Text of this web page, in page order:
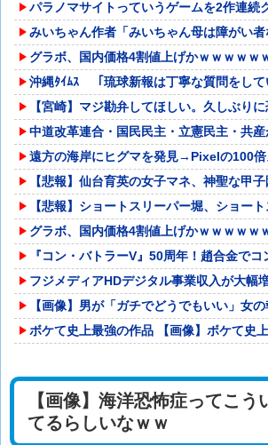
パラノマサイトっていうゲームを2作連続
みいちゃん作者「みいちゃん母は障がい
グラボ、国内価格4割値上げかｗｗｗｗｗ
沖縄ﾀｲﾑｽ 「琉球新報は丁寧な質問をして
【宮崎】マジ勘弁してほしい。久しぶり
中道改革連合・国民民主・立憲民主・共
遠方の海岸にヒグマを発見→Pixelの100倍
【悲報】仙台育英の女子マネ、神聖な甲
【悲報】ショートスリーパー堀、ショー
グラボ、国内価格4割値上げかｗｗｗｗｗ
『コン・バトラーV』50周年！趙合金でコ
フジメディアHDデジタル事業収入が大幅
【画像】男が「ガチでどうでもいい」女
ボケて史上最強の作品 【画像】ボケて史
【画像】海洋恐怖症ってこう
てるらしいなｗｗ